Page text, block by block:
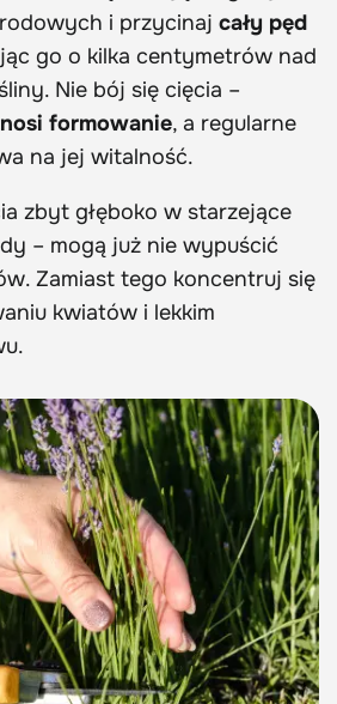
i przycinaj cały pęd
go o kilka centymetrów nad
Nie bój się cięcia –
formowanie, a regularne
na jej witalność.
zbyt głęboko w starzejące
– mogą już nie wypuścić
Zamiast tego koncentruj się
kwiatów i lekkim